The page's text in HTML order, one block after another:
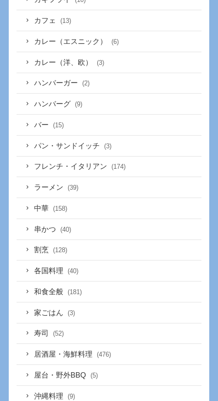
カフェ (13)
カレー（エスニック） (6)
カレー（洋、欧） (3)
ハンバーガー (2)
ハンバーグ (9)
バー (15)
パン・サンドイッチ (3)
フレンチ・イタリアン (174)
ラーメン (39)
中華 (158)
串かつ (40)
割烹 (128)
各国料理 (40)
和食全般 (181)
家ごはん (3)
寿司 (52)
居酒屋・海鮮料理 (476)
屋台・野外BBQ (5)
沖縄料理 (9)